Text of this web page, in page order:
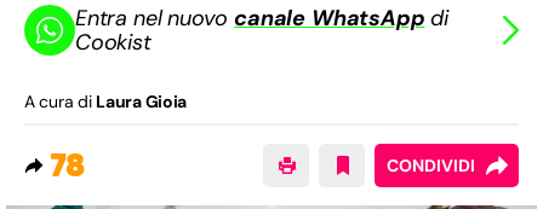
Entra nel nuovocanale WhatsApp di
Cookist
A cura di Laura Gioia
78 CONDIVIDI